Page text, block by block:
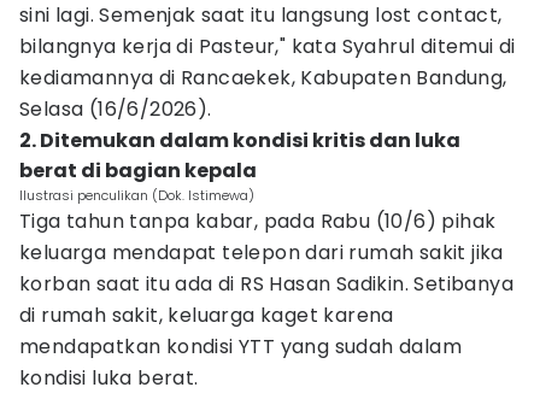
sini lagi. Semenjak saat itu langsung lost contact,
bilangnya kerja di Pasteur," kata Syahrul ditemui di
kediamannya di Rancaekek, Kabupaten Bandung,
Selasa (16/6/2026).
2. Ditemukan dalam kondisi kritis dan luka
berat di bagian kepala
Ilustrasi penculikan (Dok. Istimewa)
Tiga tahun tanpa kabar, pada Rabu (10/6) pihak
keluarga mendapat telepon dari rumah sakit jika
korban saat itu ada di RS Hasan Sadikin. Setibanya
di rumah sakit, keluarga kaget karena
mendapatkan kondisi YTT yang sudah dalam
kondisi luka berat.